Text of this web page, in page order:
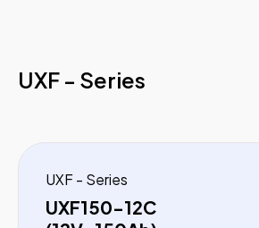
UXF - Series
UXF - Series
UXF150-12C